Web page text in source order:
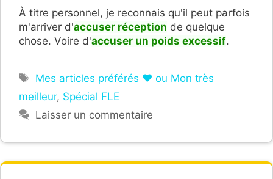
À titre personnel, je reconnais qu'il peut parfois
m'arriver d'accuser réception de quelque
chose. Voire d'accuser un poids excessif.
Étiquettes
Mes articles préférés ❤ ou Mon très
meilleur, Spécial FLE
Laisser un commentaire